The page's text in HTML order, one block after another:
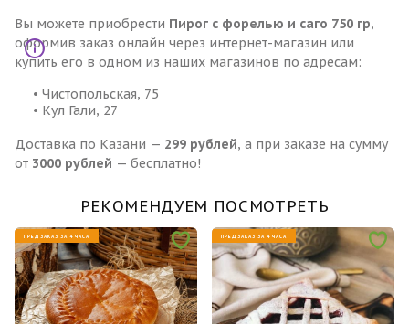
Вы можете приобрести Пирог с форелью и саго 750 гр,
оформив заказ онлайн через интернет-магазин или
купить его в одном из наших магазинов по адресам:
• Чистопольская, 75
• Кул Гали, 27
Доставка по Казани — 299 рублей, а при заказе на сумму
от 3000 рублей — бесплатно!
РЕКОМЕНДУЕМ ПОСМОТРЕТЬ
ПРЕДЗАКАЗ ЗА 4 ЧАСА ПРЕДЗАКАЗ ЗА 4 ЧАСА